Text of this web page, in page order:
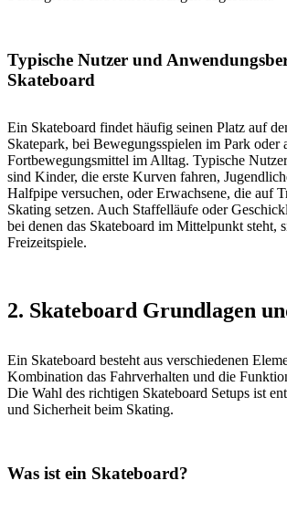
Typische Nutzer und
Skateboard
Ein Skateboard findet häufig seinen Platz auf
Skatepark, bei Bewegungsspielen im Park oder
Fortbewegungsmittel im Alltag. Typische
sind Kinder, die erste Kurven fahren,
Halfpipe versuchen, oder Erwachsene, die auf
Skating setzen. Auch Staffelläufe oder
bei denen das Skateboard im Mittelpunkt steht,
Freizeitspiele.
2. Skateboard Grundlagen
Ein Skateboard besteht aus verschiedenen
Kombination das Fahrverhalten und die
Die Wahl des richtigen Skateboard Setups ist
und Sicherheit beim Skating.
Was ist ein Skateboard?